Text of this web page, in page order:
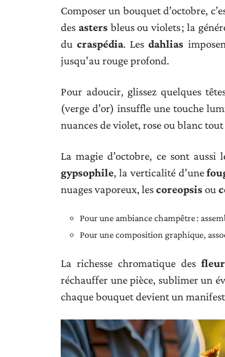
Composer un bouquet d’octobre,
des astersbleus ou violets ; la
ducraspédia. Lesdahlias
jusqu’au rouge profond.
Pour adoucir, glissez quelques
(verge d’or) insuffle une touche
nuances de violet, rose ou blanc
La magie d’octobre, ce sont
gypsophile, la verticalité d’une
nuages vaporeux, lescoreopsisou
Pour une ambiance champêtre :
Pour une composition graphique,
La richesse chromatique des
réchauffer une pièce, sublimer un
chaque bouquet devient un